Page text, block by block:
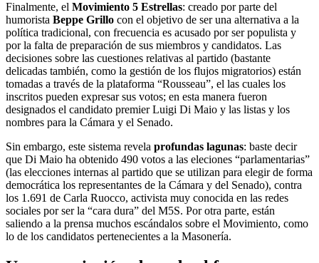
Finalmente, el Movimiento 5 Estrellas: creado por parte del
humorista Beppe Grillo con el objetivo de ser una alternativa a la
política tradicional, con frecuencia es acusado por ser populista y
por la falta de preparación de sus miembros y candidatos. Las
decisiones sobre las cuestiones relativas al partido (bastante
delicadas también, como la gestión de los flujos migratorios) están
tomadas a través de la plataforma “Rousseau”, el las cuales los
inscritos pueden expresar sus votos; en esta manera fueron
designados el candidato premier Luigi Di Maio y las listas y los
nombres para la Cámara y el Senado.
Sin embargo, este sistema revela profundas lagunas: baste decir
que Di Maio ha obtenido 490 votos a las eleciones “parlamentarias”
(las elecciones internas al partido que se utilizan para elegir de forma
democrática los representantes de la Cámara y del Senado), contra
los 1.691 de Carla Ruocco, activista muy conocida en las redes
sociales por ser la “cara dura” del M5S. Por otra parte, están
saliendo a la prensa muchos escándalos sobre el Movimiento, como
lo de los candidatos pertenecientes a la Masonería.